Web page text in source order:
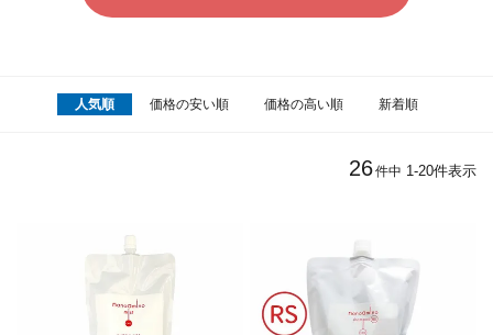
人気順 価格の安い順 価格の高い順 新着順
26件中 1 -20件表示